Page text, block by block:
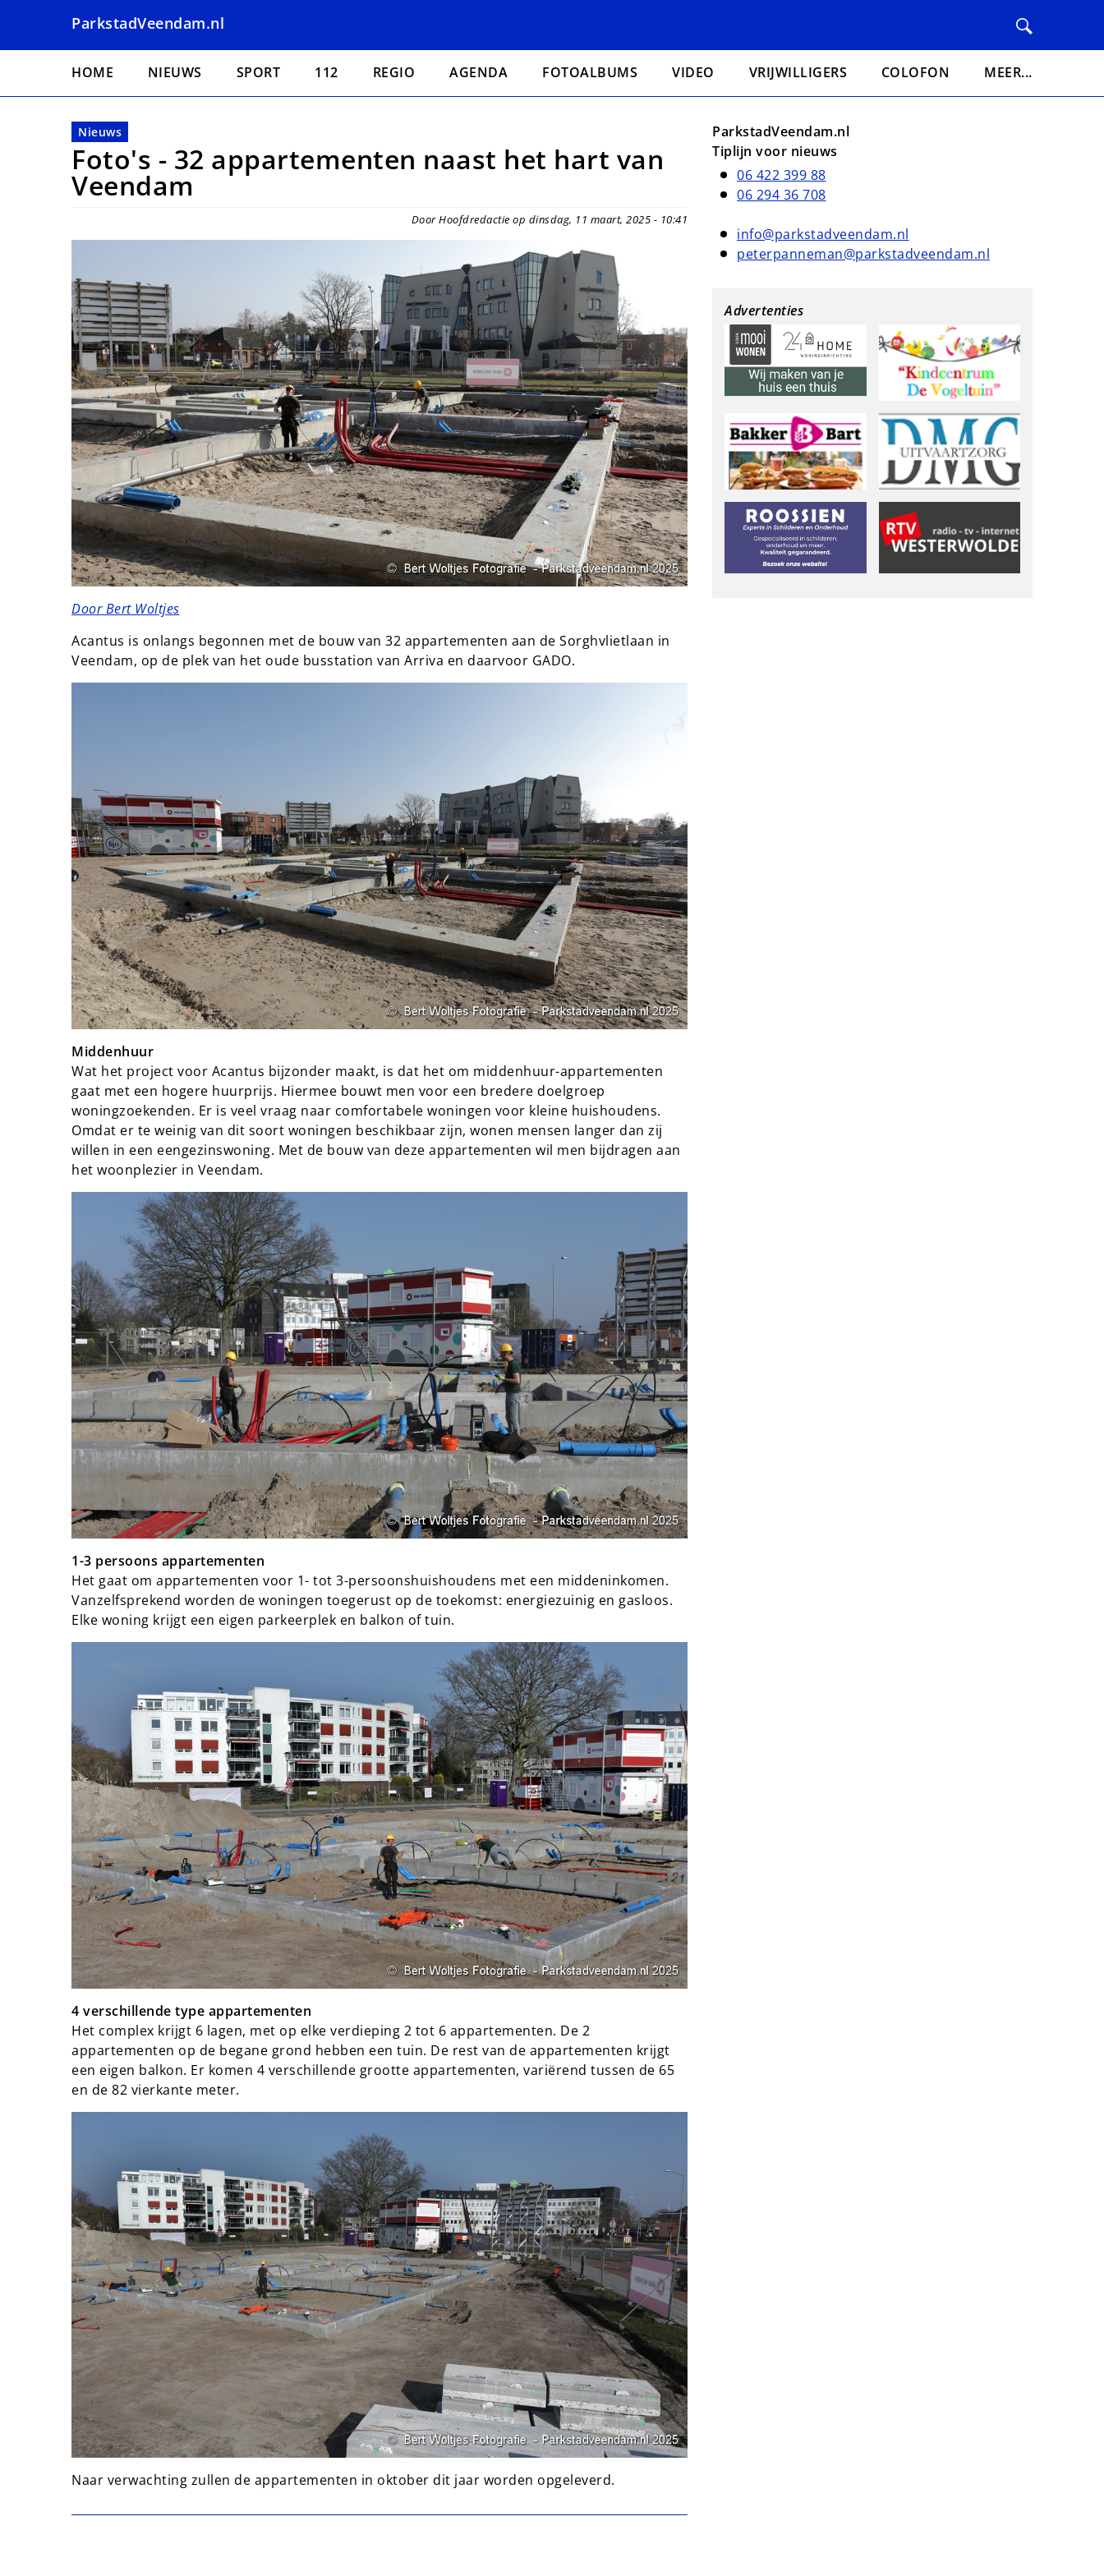
naar
ParkstadVeendam.nl
Hoofdnavigatie
HOME NIEUWS SPORT 112 REGIO AGENDA FOTOALBUMS VIDEO VRIJWILLIGERS COLOFON MEER...
Nieuws
Foto's - 32 appartementen naast het hart van
Veendam
Door Hoofdredactie op dinsdag, 11 maart, 2025 - 10:41
Door Bert Woltjes
Acantus is onlangs begonnen met de bouw van 32 appartementen aan de Sorghvlietlaan in
Veendam, op de plek van het oude busstation van Arriva en daarvoor GADO.
Middenhuur
Wat het project voor Acantus bijzonder maakt, is dat het om middenhuur-appartementen
gaat met een hogere huurprijs. Hiermee bouwt men voor een bredere doelgroep
woningzoekenden. Er is veel vraag naar comfortabele woningen voor kleine huishoudens.
Omdat er te weinig van dit soort woningen beschikbaar zijn, wonen mensen langer dan zij
willen in een eengezinswoning. Met de bouw van deze appartementen wil men bijdragen aan
het woonplezier in Veendam.
1-3 persoons appartementen
Het gaat om appartementen voor 1- tot 3-persoonshuishoudens met een middeninkomen.
Vanzelfsprekend worden de woningen toegerust op de toekomst: energiezuinig en gasloos.
Elke woning krijgt een eigen parkeerplek en balkon of tuin.
4 verschillende type appartementen
Het complex krijgt 6 lagen, met op elke verdieping 2 tot 6 appartementen. De 2
appartementen op de begane grond hebben een tuin. De rest van de appartementen krijgt
een eigen balkon. Er komen 4 verschillende grootte appartementen, variërend tussen de 65
en de 82 vierkante meter.
Naar verwachting zullen de appartementen in oktober dit jaar worden opgeleverd.
ParkstadVeendam.nl
Tiplijn voor nieuws
06 422 399 88
06 294 36 708
info@parkstadveendam.nl
peterpanneman@parkstadveendam.nl
Advertenties